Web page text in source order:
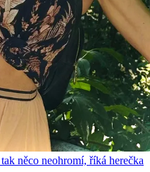
něco neohromí, říká herečka